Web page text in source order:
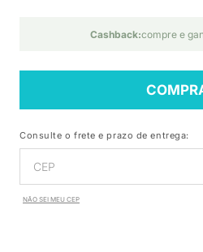
Cashback:compre e
Consulte o frete e prazo de entrega:
NÃO SEI MEU CEP